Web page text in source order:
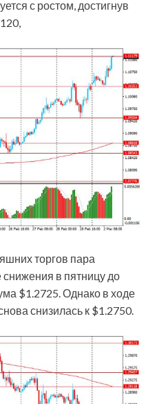
с ростом, достигнув
торгов пара
в пятницу до
$1.2725. Однако в ходе
снизилась к $1.2750.